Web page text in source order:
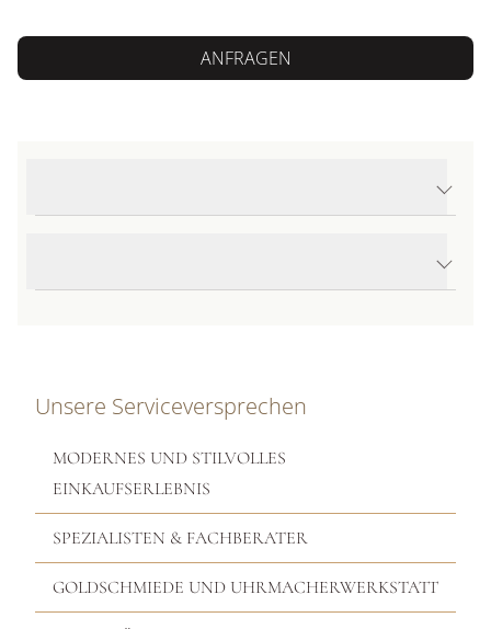
ANFRAGEN
Unsere Serviceversprechen
MODERNES UND STILVOLLES
EINKAUFSERLEBNIS
SPEZIALISTEN & FACHBERATER
GOLDSCHMIEDE UND UHRMACHERWERKSTATT